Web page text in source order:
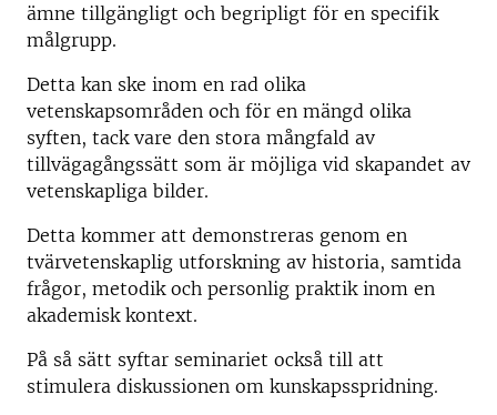
ämne tillgängligt och begripligt för en specifik
målgrupp.
Detta kan ske inom en rad olika
vetenskapsområden och för en mängd olika
syften, tack vare den stora mångfald av
tillvägagångssätt som är möjliga vid skapandet av
vetenskapliga bilder.
Detta kommer att demonstreras genom en
tvärvetenskaplig utforskning av historia, samtida
frågor, metodik och personlig praktik inom en
akademisk kontext.
På så sätt syftar seminariet också till att
stimulera diskussionen om kunskapsspridning.